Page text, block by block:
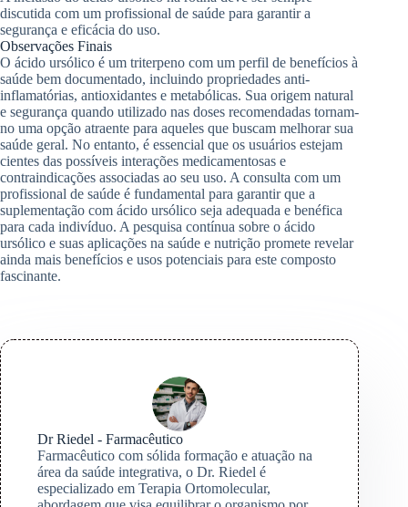
discutida com um profissional de saúde para garantir a
segurança e eficácia do uso.
Observações Finais
O ácido ursólico é um triterpeno com um perfil de benefícios à
saúde bem documentado, incluindo propriedades anti-
inflamatórias, antioxidantes e metabólicas. Sua origem natural
e segurança quando utilizado nas doses recomendadas tornam-
no uma opção atraente para aqueles que buscam melhorar sua
saúde geral. No entanto, é essencial que os usuários estejam
cientes das possíveis interações medicamentosas e
contraindicações associadas ao seu uso. A consulta com um
profissional de saúde é fundamental para garantir que a
suplementação com ácido ursólico seja adequada e benéfica
para cada indivíduo. A pesquisa contínua sobre o ácido
ursólico e suas aplicações na saúde e nutrição promete revelar
ainda mais benefícios e usos potenciais para este composto
fascinante.
Dr Riedel - Farmacêutico
Farmacêutico com sólida formação e atuação na
área da saúde integrativa, o Dr. Riedel é
especializado em Terapia Ortomolecular,